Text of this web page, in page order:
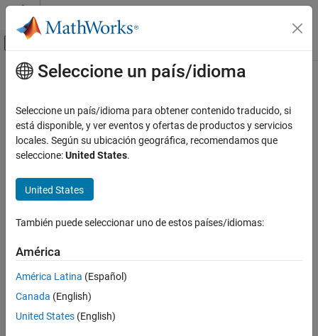
Saltar al contenido
Mostrar/ocultar menú de navegación
Inicio de Documentación
Contenido principal
¿Qué tan útil fue esta traducción?
Seleccione un país/idioma
Seleccione un país/idioma para obtener contenido traducido, si
está disponible, y ver eventos y ofertas de productos y servicios
locales. Según su ubicación geográfica, recomendamos que
seleccione:United States.
United States
También puede seleccionar uno de estos países/idiomas:
América
América Latina (Español)
Canada (English)
United States (English)